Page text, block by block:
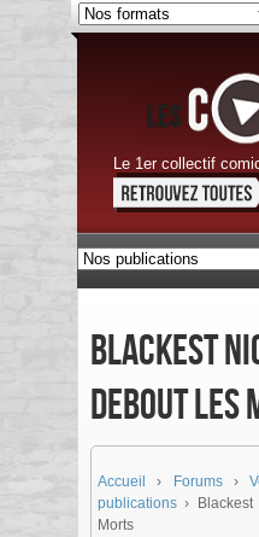
Le 1er collectif
Blackest
Debout les
Accueil › Forums ›
publications ›
Morts